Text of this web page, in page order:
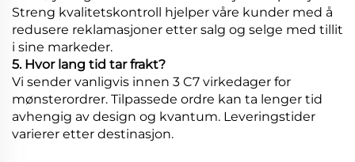
Streng kvalitetskontroll hjelper våre kunder med å
redusere reklamasjoner etter salg og selge med tillit
i sine markeder.
5. Hvor lang tid tar frakt?
Vi sender vanligvis innen 3 C7 virkedager for
mønsterordrer. Tilpassede ordre kan ta lenger tid
avhengig av design og kvantum. Leveringstider
varierer etter destinasjon.